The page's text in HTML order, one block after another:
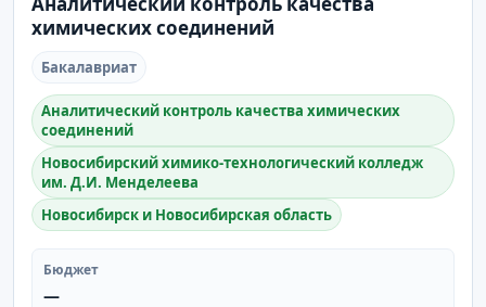
химических соединений
Бакалавриат
Аналитический контроль качества химических
соединений
Новосибирский химико-технологический колледж
им. Д.И. Менделеева
Новосибирск и Новосибирская область
Бюджет
—